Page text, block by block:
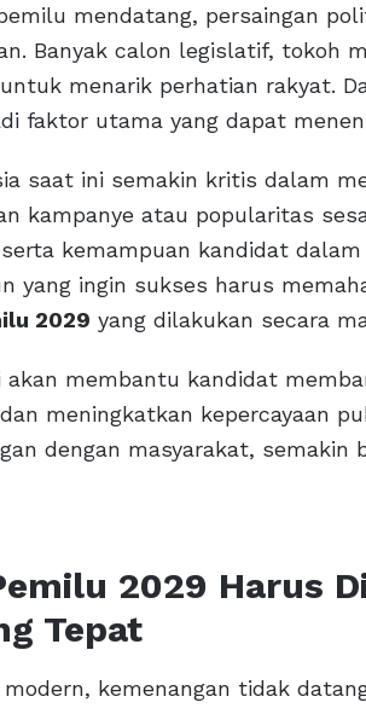
mendatang, persaingan
Banyak calon legislatif, tokoh
menarik perhatian rakyat.
faktor utama yang dapat
saat ini semakin kritis dalam
kampanye atau popularitas
kemampuan kandidat
yang ingin sukses harus
2029 yang dilakukan secara
akan membantu kandidat
meningkatkan kepercayaan
dengan masyarakat, semakin
2029 Harus
Tepat
kemenangan tidak